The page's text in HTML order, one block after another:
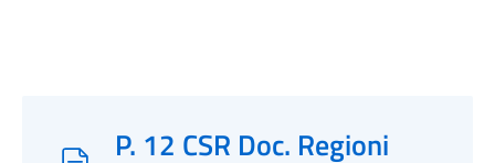
P. 12 CSR Doc. Regioni